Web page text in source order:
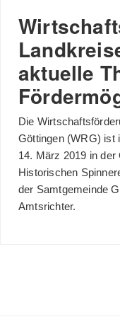
aktuelle
Die
Göttingen (WRG) ist
14. März 2019 in
Historischen
der Samtgemeinde
Amtsrichter.